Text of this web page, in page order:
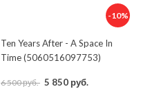
-10%
Ten Years After - A Space In
Time (5060516097753)
6 500 руб. 5 850 руб.